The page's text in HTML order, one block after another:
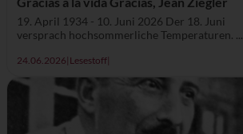
19. April 1934 - 10. Juni 2026 Der 18. Juni
versprach hochsommerliche Temperaturen. ...
24.06.2026| Lesestoff|